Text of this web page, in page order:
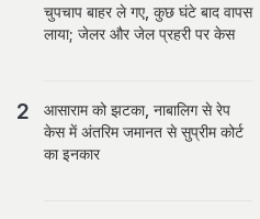
चुपचाप बाहर ले गए, कुछ घंटे बाद वापस
लाया; जेलर और जेल प्रहरी पर केस
आसाराम को झटका, नाबालिग से रेप
केस में अंतरिम जमानत से सुप्रीम कोर्ट
का इनकार